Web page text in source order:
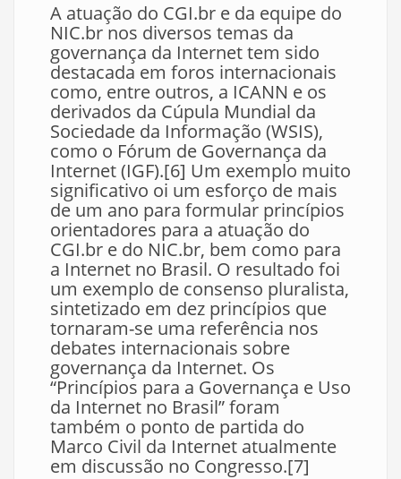
A atuação do CGI.br e da equipe do
NIC.br nos diversos temas da
governança da Internet tem sido
destacada em foros internacionais
como, entre outros, a ICANN e os
derivados da Cúpula Mundial da
Sociedade da Informação (WSIS),
como o Fórum de Governança da
Internet (IGF).[6] Um exemplo muito
significativo oi um esforço de mais
de um ano para formular princípios
orientadores para a atuação do
CGI.br e do NIC.br, bem como para
a Internet no Brasil. O resultado foi
um exemplo de consenso pluralista,
sintetizado em dez princípios que
tornaram-se uma referência nos
debates internacionais sobre
governança da Internet. Os
“Princípios para a Governança e Uso
da Internet no Brasil” foram
também o ponto de partida do
Marco Civil da Internet atualmente
em discussão no Congresso.[7]